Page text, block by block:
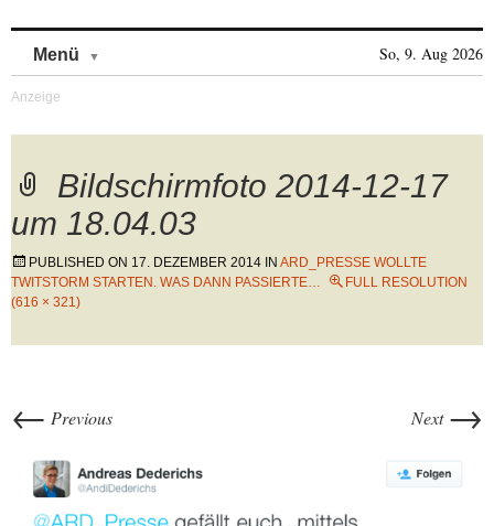
Menü So, 9. Aug 2026
Bildschirmfoto 2014-12-17
um 18.04.03
PUBLISHED ON 17. DEZEMBER 2014 IN ARD_PRESSE WOLLTE
TWITSTORM STARTEN. WAS DANN PASSIERTE…
FULL RESOLUTION
(616 × 321)
← Previous Next →